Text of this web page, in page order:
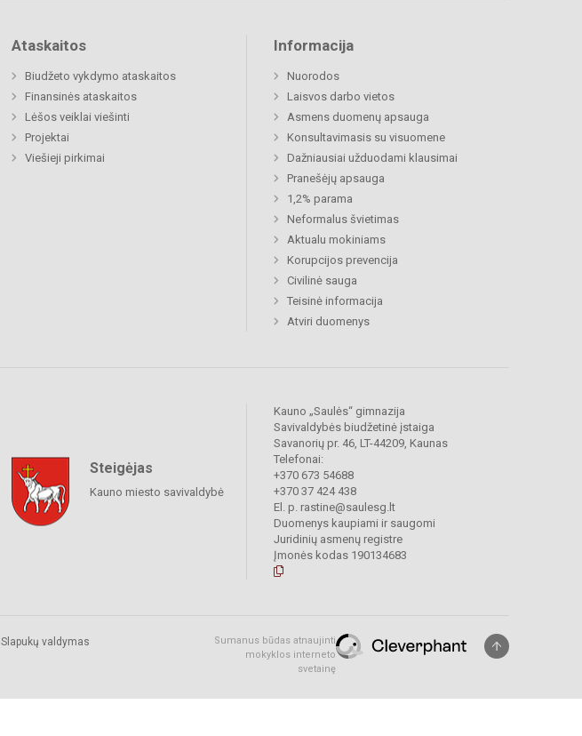
Ataskaitos
Biudžeto vykdymo ataskaitos
Finansinės ataskaitos
Lėšos veiklai viešinti
Projektai
Viešieji pirkimai
Informacija
Nuorodos
Laisvos darbo vietos
Asmens duomenų apsauga
Konsultavimasis su visuomene
Dažniausiai užduodami klausimai
Pranešėjų apsauga
1,2% parama
Neformalus švietimas
Aktualu mokiniams
Korupcijos prevencija
Civilinė sauga
Teisinė informacija
Atviri duomenys
Steigėjas
Kauno miesto savivaldybė
Kauno „Saulės“ gimnazija
Savivaldybės biudžetinė įstaiga
Savanorių pr. 46, LT-44209, Kaunas
Telefonai:
+370 673 54688
+370 37 424 438
El. p. rastine@saulesg.lt
Duomenys kaupiami ir saugomi
Juridinių asmenų registre
Įmonės kodas 190134683
Slapukų valdymas
Sumanus būdas atnaujinti
mokyklos interneto
svetainę